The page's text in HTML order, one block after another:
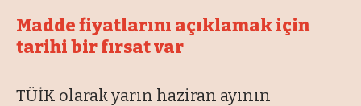
Madde fiyatlarını açıklamak için
tarihi bir fırsat var
TÜİK olarak yarın haziran ayının